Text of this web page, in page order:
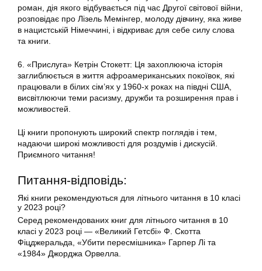
роман, дія якого відбувається під час Другої світової війни,
розповідає про Лізель Мемінгер, молоду дівчину, яка живе
в нацистській Німеччині, і відкриває для себе силу слова
та книги.
6. «Прислуга» Кетрін Стокетт: Ця захоплююча історія
заглиблюється в життя афроамериканських покоївок, які
працювали в білих сім’ях у 1960-х роках на півдні США,
висвітлюючи теми расизму, дружби та розширення прав і
можливостей.
Ці книги пропонують широкий спектр поглядів і тем,
надаючи широкі можливості для роздумів і дискусій.
Приємного читання!
Питання-відповідь:
Які книги рекомендуються для літнього читання в 10 класі
у 2023 році?
Серед рекомендованих книг для літнього читання в 10
класі у 2023 році — «Великий Гетсбі» Ф. Скотта
Фіцджеральда, «Убити пересмішника» Гарпер Лі та
«1984» Джорджа Орвелла.